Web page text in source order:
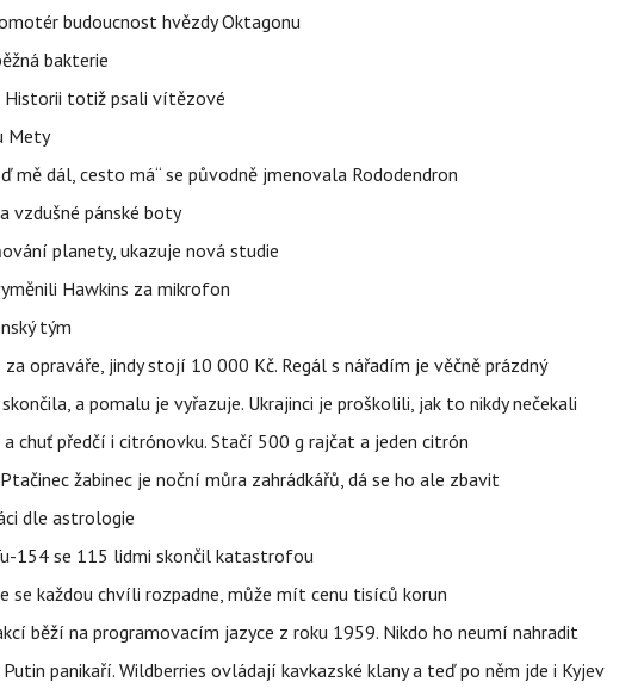
budoucnost hvězdy Oktagonu
bakterie
Historii totiž psali vítězové
Mety
mě dál, cesto má“ se původně jmenovala Rododendron
vzdušné pánské boty
planety, ukazuje nová studie
Hawkins za mikrofon
tým
opraváře, jindy stojí 10 000 Kč. Regál s nářadím je věčně prázdný
a pomalu je vyřazuje. Ukrajinci je proškolili, jak to nikdy nečekali
chuť předčí i citrónovku. Stačí 500 g rajčat a jeden citrón
žabinec je noční můra zahrádkářů, dá se ho ale zbavit
dle astrologie
154 se 115 lidmi skončil katastrofou
se každou chvíli rozpadne, může mít cenu tisíců korun
běží na programovacím jazyce z roku 1959. Nikdo ho neumí nahradit
panikaří. Wildberries ovládají kavkazské klany a teď po něm jde i Kyjev